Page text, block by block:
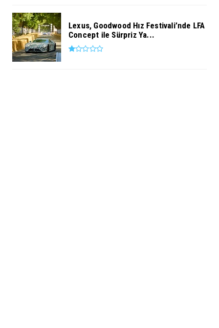
Lexus, Goodwood Hız Festivali’nde LFA
Concept ile Sürpriz Ya...